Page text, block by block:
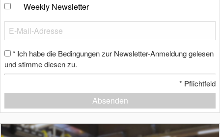
Weekly Newsletter
* Ich habe die Bedingungen zur Newsletter-Anmeldung gelesen
und stimme diesen zu.
* Pflichtfeld
Absenden